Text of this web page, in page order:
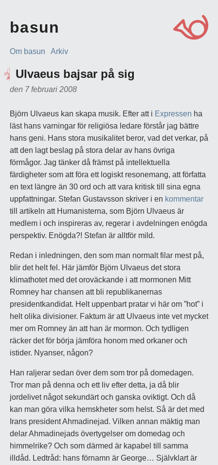
basun
Om basun Arkiv
Ulvaeus bajsar på sig
den 7 februari 2008
Björn Ulvaeus kan skapa musik. Efter att i Expressen ha
läst hans varningar för religiösa ledare förstår jag bättre
hans geni. Hans stora musikalitet beror, vad det verkar, på
att den lagt beslag på stora delar av hans övriga
förmågor. Jag tänker då främst på intellektuella
färdigheter som att föra ett logiskt resonemang, att författa
en text längre än 30 ord och att vara kritisk till sina egna
uppfattningar. Stefan Gustavsson skriver i en kommentar
till artikeln att Humanisterna, som Björn Ulvaeus är
medlem i och inspireras av, regerar i avdelningen enögda
perspektiv. Enögda?! Stefan är alltför mild.
Redan i inledningen, den som man normalt filar mest på,
blir det helt fel. Här jämför Björn Ulvaeus det stora
klimathotet med det oroväckande i att mormonen Mitt
Romney har chansen att bli republikanernas
presidentkandidat. Helt uppenbart pratar vi här om ”hot” i
helt olika divisioner. Faktum är att Ulvaeus inte vet mycket
mer om Romney än att han är mormon. Och tydligen
räcker det för börja jämföra honom med orkaner och
istider. Nyanser, någon?
Han raljerar sedan över dem som tror på domedagen.
Tror man på denna och ett liv efter detta, ja då blir
jordelivet något sekundärt och ganska oviktigt. Och då
kan man göra vilka hemskheter som helst. Så är det med
Irans president Ahmadinejad. Vilken annan mäktig man
delar Ahmadinejads övertygelser om domedag och
himmelrike? Och som därmed är kapabel till samma
illdåd. Ledtråd: hans förnamn är George… Självklart är